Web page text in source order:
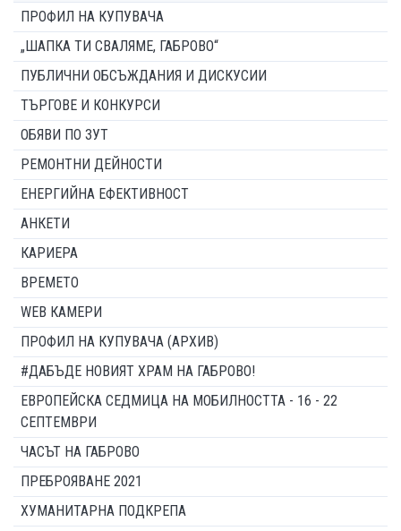
ПРОФИЛ НА КУПУВАЧА
„ШАПКА ТИ СВАЛЯМЕ, ГАБРОВО“
ПУБЛИЧНИ ОБСЪЖДАНИЯ И ДИСКУСИИ
ТЪРГОВЕ И КОНКУРСИ
ОБЯВИ ПО ЗУТ
РЕМОНТНИ ДЕЙНОСТИ
ЕНЕРГИЙНА ЕФЕКТИВНОСТ
АНКЕТИ
КАРИЕРА
ВРЕМЕТО
WEB КАМЕРИ
ПРОФИЛ НА КУПУВАЧА (АРХИВ)
#ДАБЪДЕ НОВИЯТ ХРАМ НА ГАБРОВО!
ЕВРОПЕЙСКА СЕДМИЦА НА МОБИЛНОСТТА - 16 - 22
СЕПТЕМВРИ
ЧАСЪТ НА ГАБРОВО
ПРЕБРОЯВАНЕ 2021
ХУМАНИТАРНА ПОДКРЕПА